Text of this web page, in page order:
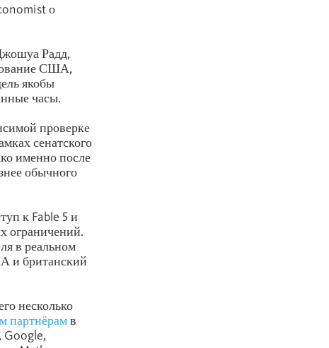
о
Радд,
США,
якобы
часы.
проверке
сенатского
именно после
обычного
к Fable 5 и
ограничений.
в реальном
и британский
несколько
партнёрамв
Google,